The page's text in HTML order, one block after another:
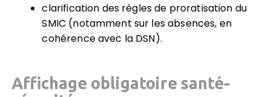
clarification des règles de proratisation du
SMIC (notamment sur les absences, en
cohérence avec la DSN).
Affichage obligatoire santé-